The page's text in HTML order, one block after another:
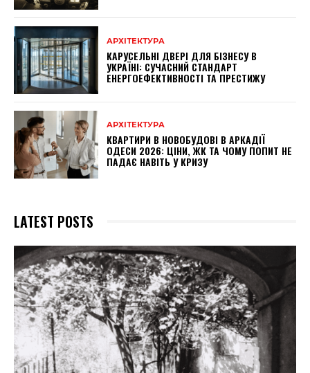
АРХІТЕКТУРА
КАРУСЕЛЬНІ ДВЕРІ ДЛЯ БІЗНЕСУ В
УКРАЇНІ: СУЧАСНИЙ СТАНДАРТ
ЕНЕРГОЕФЕКТИВНОСТІ ТА ПРЕСТИЖУ
АРХІТЕКТУРА
КВАРТИРИ В НОВОБУДОВІ В АРКАДІЇ
ОДЕСИ 2026: ЦІНИ, ЖК ТА ЧОМУ ПОПИТ НЕ
ПАДАЄ НАВІТЬ У КРИЗУ
LATEST POSTS